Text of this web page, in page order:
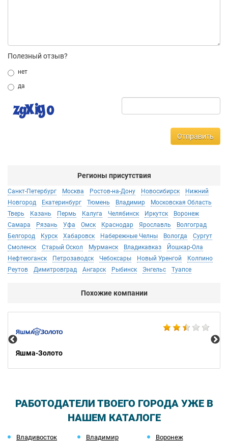
Полезный отзыв?
нет
да
Отправить
Регионы присутствия
Санкт-Петербург Москва Ростов-на-Дону Новосибирск
Нижний
Новгород
Екатеринбург Тюмень Владимир
Московская Область
Тверь
Казань Пермь Калуга Челябинск Иркутск
Воронеж
Самара
Рязань Уфа Омск Краснодар Ярославль
Волгоград
Белгород
Курск Хабаровск Набережные Челны Вологда
Сургут
Смоленск
Старый Оскол Мурманск Владикавказ
Йошкар-Ола
Нефтеюганск
Петрозаводск Чебоксары Новый Уренгой
Колпино
Реутов
Димитровград Ангарск Рыбинск Энгельс Туапсе
Похожие компании
Яшма-Золото
РАБОТОДАТЕЛИ ТВОЕГО ГОРОДА УЖЕ В
НАШЕМ КАТАЛОГЕ
Владивосток Владимир Воронеж